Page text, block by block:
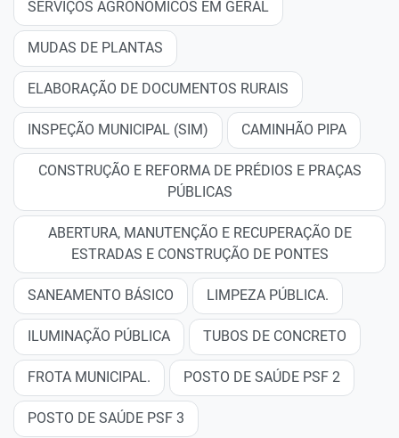
SERVIÇOS AGRONÔMICOS EM GERAL
MUDAS DE PLANTAS
ELABORAÇÃO DE DOCUMENTOS RURAIS
INSPEÇÃO MUNICIPAL (SIM) CAMINHÃO PIPA
CONSTRUÇÃO E REFORMA DE PRÉDIOS E PRAÇAS
PÚBLICAS
ABERTURA, MANUTENÇÃO E RECUPERAÇÃO DE
ESTRADAS E CONSTRUÇÃO DE PONTES
SANEAMENTO BÁSICO LIMPEZA PÚBLICA.
ILUMINAÇÃO PÚBLICA TUBOS DE CONCRETO
FROTA MUNICIPAL. POSTO DE SAÚDE PSF 2
POSTO DE SAÚDE PSF 3